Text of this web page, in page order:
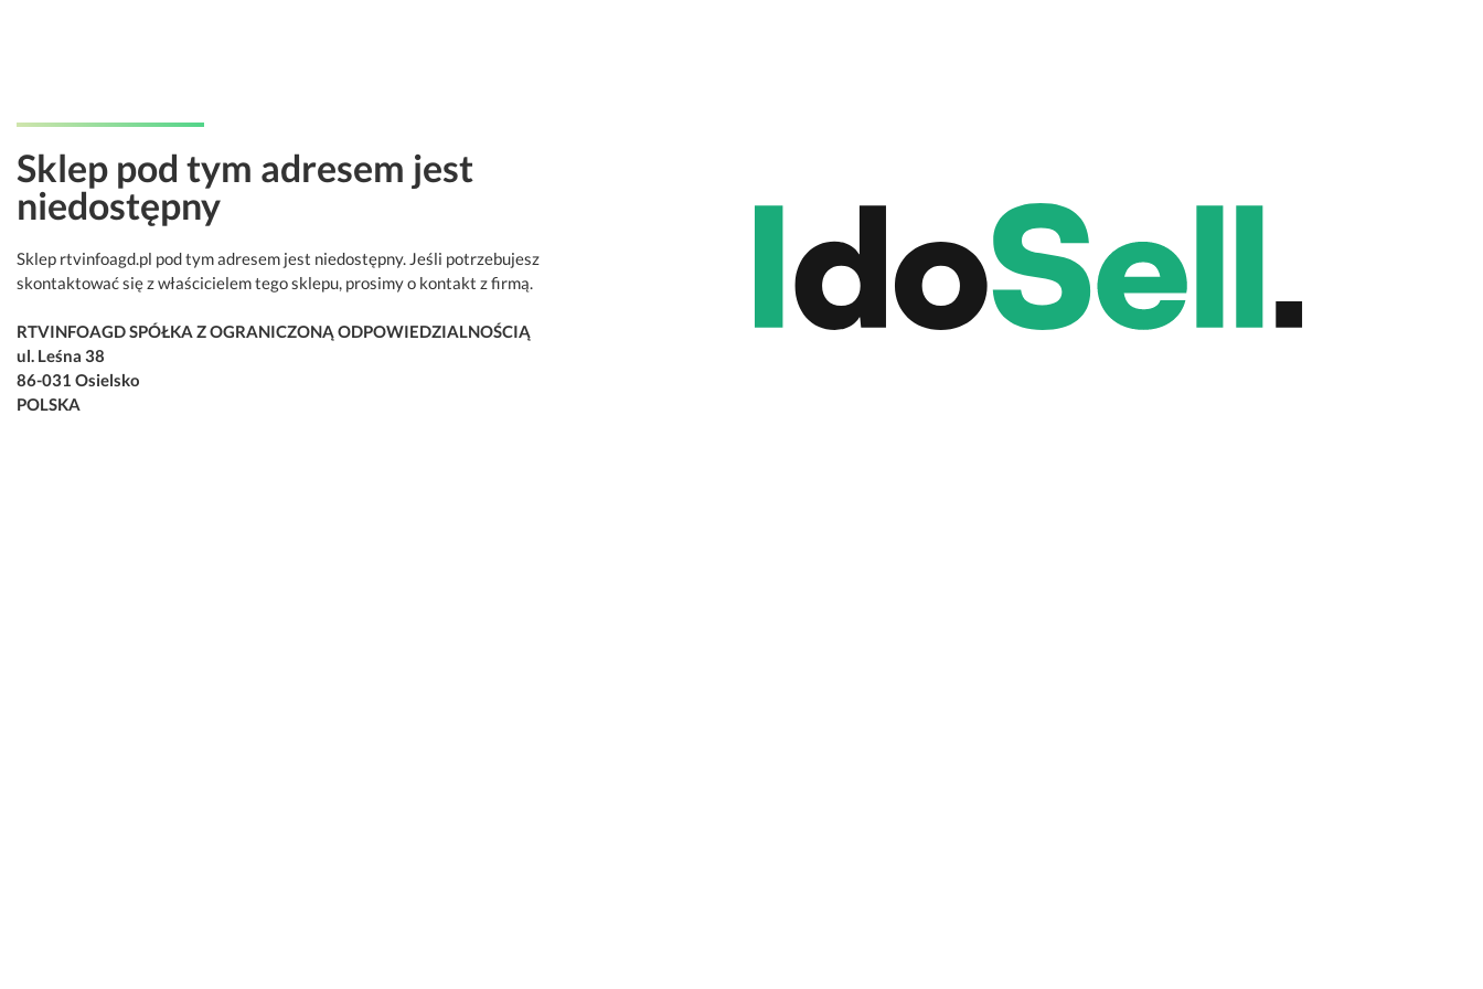
Sklep pod tym adresem jest
niedostępny
Sklep rtvinfoagd.pl pod tym adresem jest niedostępny. Jeśli potrzebujesz
skontaktować się z właścicielem tego sklepu, prosimy o kontakt z firmą.
RTVINFOAGD SPÓŁKA Z OGRANICZONĄ ODPOWIEDZIALNOŚCIĄ
ul. Leśna 38
86-031 Osielsko
POLSKA